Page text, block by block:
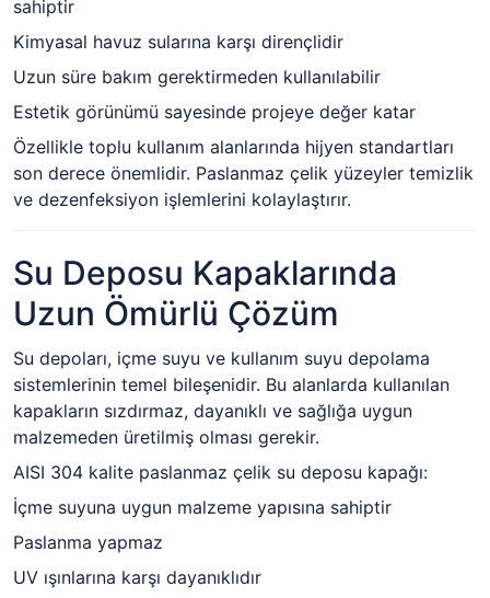
sahiptir
Kimyasal havuz sularına karşı dirençlidir
Uzun süre bakım gerektirmeden kullanılabilir
Estetik görünümü sayesinde projeye değer katar
Özellikle toplu kullanım alanlarında hijyen standartları
son derece önemlidir. Paslanmaz çelik yüzeyler temizlik
ve dezenfeksiyon işlemlerini kolaylaştırır.
Su Deposu Kapaklarında
Uzun Ömürlü Çözüm
Su depoları, içme suyu ve kullanım suyu depolama
sistemlerinin temel bileşenidir. Bu alanlarda kullanılan
kapakların sızdırmaz, dayanıklı ve sağlığa uygun
malzemeden üretilmiş olması gerekir.
AISI 304 kalite paslanmaz çelik su deposu kapağı:
İçme suyuna uygun malzeme yapısına sahiptir
Paslanma yapmaz
UV ışınlarına karşı dayanıklıdır